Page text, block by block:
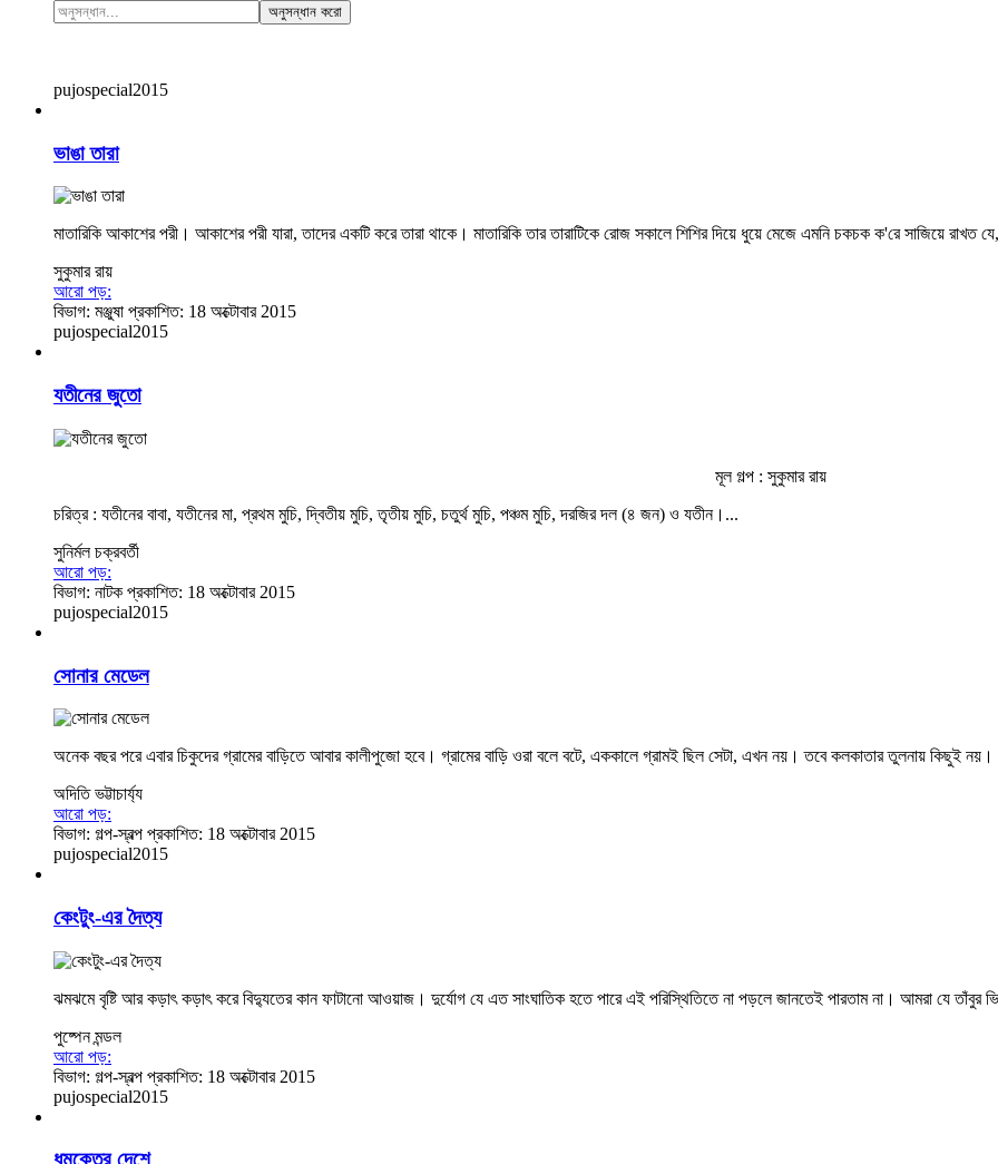
অনুসন্ধান করো
pujospecial2015
ভাঙা তারা
মাতারিকি আকাশের পরী। আকাশের পরী যারা, তাদের একটি করে তারা থাকে। মাতারিকি তার তারাটিকে রোজ সকালে শিশির দিয়ে ধুয়ে মেজে এমনি চকচক ক'রে সাজিয়ে রাখত
সুকুমার রায়
আরো পড়:
বিভাগ: মঞ্জুষা প্রকাশিত: 18 অক্টোবার 2015
pujospecial2015
যতীনের জুতো
মূল গল্প : সুকুমার রায়
চরিত্র : যতীনের বাবা, যতীনের মা, প্রথম মুচি, দ্বিতীয় মুচি, তৃতীয় মুচি, চতুর্থ মুচি, পঞ্চম মুচি, দরজির দল (৪ জন) ও যতীন।...
সুনির্মল​ চক্রবর্তী
আরো পড়:
বিভাগ: নাটক প্রকাশিত: 18 অক্টোবার 2015
pujospecial2015
সোনার মেডেল
অনেক বছর পরে এবার চিকুদের গ্রামের বাড়িতে আবার কালীপুজো হবে। গ্রামের বাড়ি ওরা বলে বটে, এককালে গ্রামই ছিল সেটা, এখন নয়। তবে কলকাতার তুলনায় কিছুই
অদিতি ভট্টাচার্য্য
আরো পড়:
বিভাগ: গল্প-স্বল্প প্রকাশিত: 18 অক্টোবার 2015
pujospecial2015
কেংটুং-এর দৈত্য
ঝমঝমে বৃষ্টি আর কড়াৎ কড়াৎ করে বিদ্যুতের কান ফাটানো আওয়াজ। দুর্যোগ যে এত সাংঘাতিক হতে পারে এই পরিস্থিতিতে না পড়লে জানতেই পারতাম না। আমরা যে তাঁবুর
পুষ্পেন​ মন্ডল
আরো পড়:
বিভাগ: গল্প-স্বল্প প্রকাশিত: 18 অক্টোবার 2015
pujospecial2015